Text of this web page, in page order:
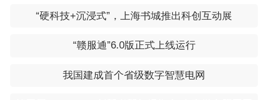
“硬科技+沉浸式”，上海书城推出科创互动展
“赣服通”6.0版正式上线运行
我国建成首个省级数字智慧电网